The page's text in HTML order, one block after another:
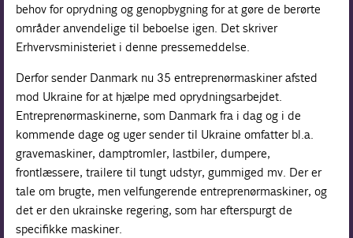
behov for oprydning og genopbygning for at gøre de berørte
områder anvendelige til beboelse igen. Det skriver
Erhvervsministeriet i denne pressemeddelse.
Derfor sender Danmark nu 35 entreprenørmaskiner afsted
mod Ukraine for at hjælpe med oprydningsarbejdet.
Entreprenørmaskinerne, som Danmark fra i dag og i de
kommende dage og uger sender til Ukraine omfatter bl.a.
gravemaskiner, damptromler, lastbiler, dumpere,
frontlæssere, trailere til tungt udstyr, gummiged mv. Der er
tale om brugte, men velfungerende entreprenørmaskiner, og
det er den ukrainske regering, som har efterspurgt de
specifikke maskiner.